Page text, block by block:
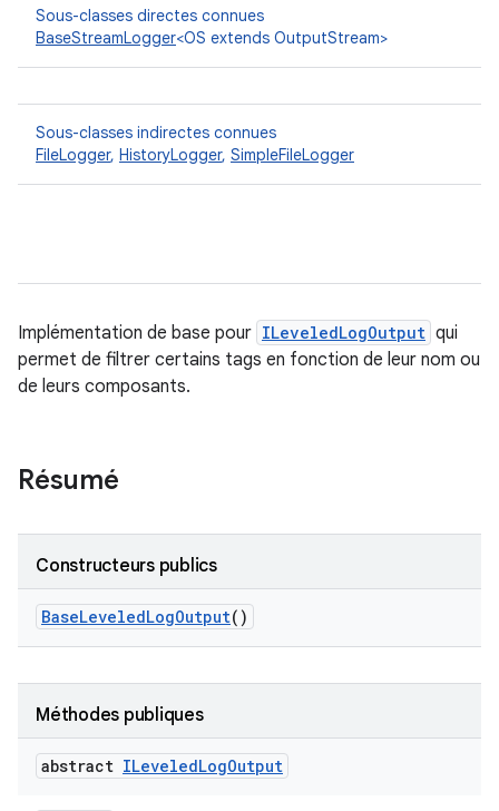
Sous-classes directes connues
BaseStreamLogger<OS extends OutputStream>
Sous-classes indirectes connues
FileLogger, HistoryLogger, SimpleFileLogger
Implémentation de base pour ILeveledLogOutput qui
permet de filtrer certains tags en fonction de leur nom ou
de leurs composants.
Résumé
Constructeurs publics
BaseLeveledLogOutput()
Méthodes publiques
abstract ILeveledLogOutput